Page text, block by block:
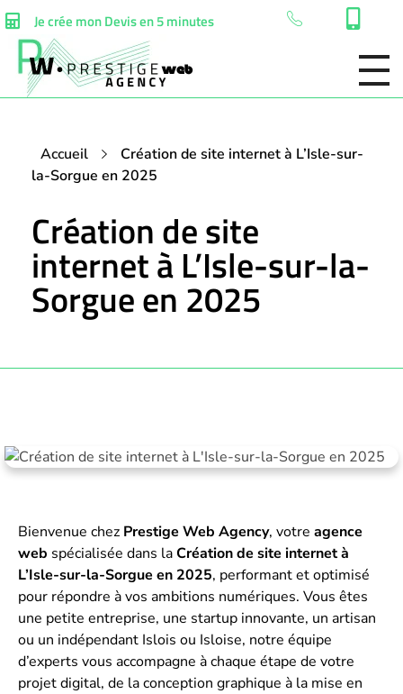
Je crée mon Devis en 5 minutes
Accueil
Création de site internet à L’Isle-sur-
la-Sorgue en 2025
Création de site
internet à L’Isle-sur-la-
Sorgue en 2025
Bienvenue chez Prestige Web Agency, votre agence
web spécialisée dans laCréation de site internet à
L’Isle-sur-la-Sorgue en 2025, performant et optimisé
pour répondre à vos ambitions numériques. Vous êtes
une petite entreprise, une startup innovante, un artisan
ou un indépendant Islois ou Isloise, notre équipe
d’experts vous accompagne à chaque étape de votre
projet digital, de la conception graphique à la mise en